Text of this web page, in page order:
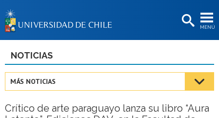
MENÚ
BIBLIOTECAS
Estudiantes
Académicas/os
NOTICIAS
MÁS NOTICIAS
Crítico de arte paraguayo lanza su libro “Aura